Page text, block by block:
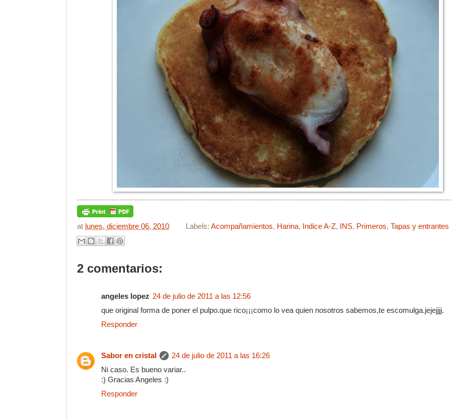
at lunes, diciembre 06, 2010 Labels:Acompañamientos, Harina, Indice A-Z, INS, Primeros,Tapas y entrantes
2 comentarios:
angeles lopez 24 de julio de 2011 a las 12:56
que original forma de poner el pulpo.que rico¡¡¡como lo vea quien nosotros sabemos,te escomulga.jejejjjj.
Responder
Sabor en cristal
24 de julio de 2011 a las 16:26
Ni caso. Es bueno variar..
:) Gracias Angeles :)
Responder